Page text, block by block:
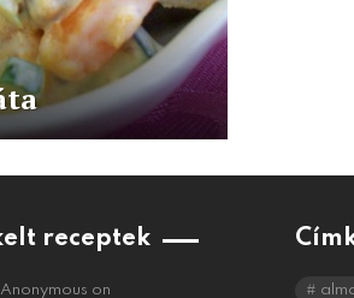
receptek
Anonymous on